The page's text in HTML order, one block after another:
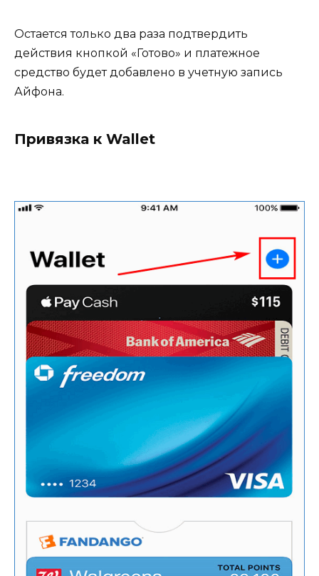
Остается только два раза подтвердить
действия кнопкой «Готово» и платежное
средство будет добавлено в учетную запись
Айфона.
Привязка к Wallet